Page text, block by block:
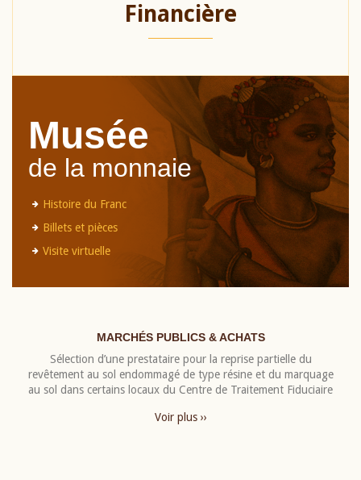
Financière
Musée
de la monnaie
Histoire du Franc
Billets et pièces
Visite virtuelle
MARCHÉS PUBLICS & ACHATS
Sélection d’une prestataire pour la reprise partielle du
revêtement au sol endommagé de type résine et du marquage
au sol dans certains locaux du Centre de Traitement Fiduciaire
Voir plus ››